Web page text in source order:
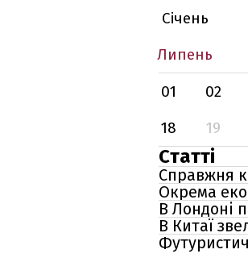
Січень
Липень
01
02
18
19
Статті
Справжня
Окрема
В Лондоні
В Китаї